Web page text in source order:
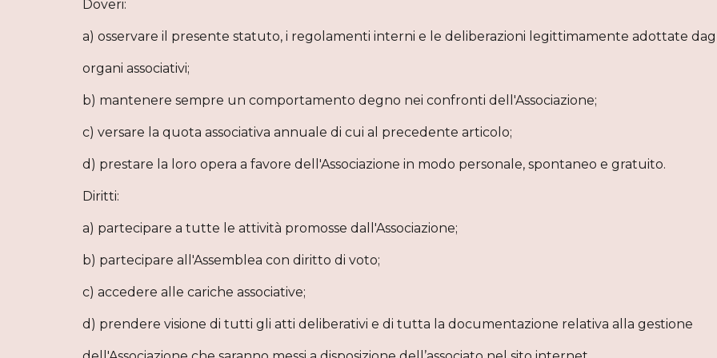
Doveri:
a) osservare il presente statuto, i regolamenti interni e le deliberazioni legittimamente adottate
organi associativi;
b) mantenere sempre un comportamento degno nei confronti dell'Associazione;
c) versare la quota associativa annuale di cui al precedente articolo;
d) prestare la loro opera a favore dell'Associazione in modo personale, spontaneo e gratuito.
Diritti:
a) partecipare a tutte le attività promosse dall'Associazione;
b) partecipare all'Assemblea con diritto di voto;
c) accedere alle cariche associative;
d) prendere visione di tutti gli atti deliberativi e di tutta la documentazione relativa alla gestione